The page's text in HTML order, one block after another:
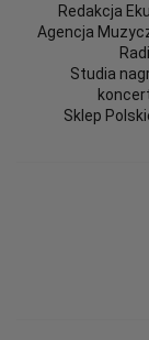
Redakcja
Agencja
Studia
Sklep